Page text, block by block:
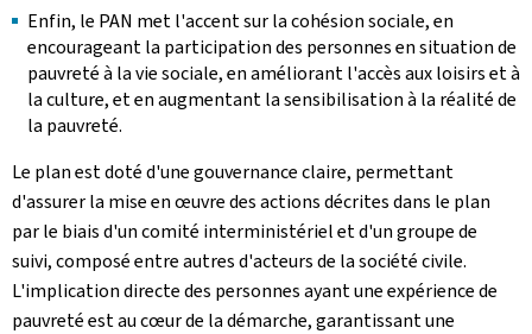
Enfin, le PAN met l'accent sur la cohésion sociale, en
encourageant la participation des personnes en situation de
pauvreté à la vie sociale, en améliorant l'accès aux loisirs et à
la culture, et en augmentant la sensibilisation à la réalité de
la pauvreté.
Le plan est doté d'une gouvernance claire, permettant
d'assurer la mise en œuvre des actions décrites dans le plan
par le biais d'un comité interministériel et d'un groupe de
suivi, composé entre autres d'acteurs de la société civile.
L'implication directe des personnes ayant une expérience de
pauvreté est au cœur de la démarche, garantissant une